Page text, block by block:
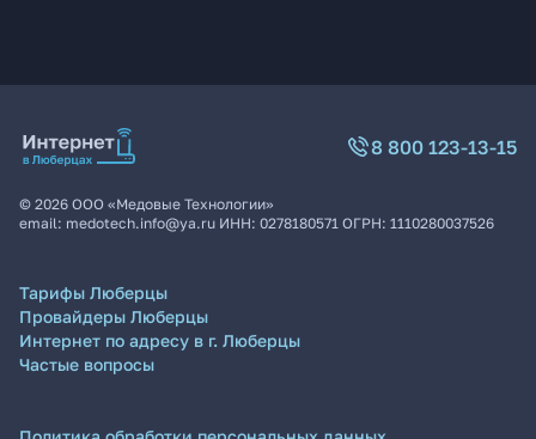
8 800 123-13-15
© 2026 ООО «Медовые Технологии»
email: medotech.info@ya.ru ИНН: 0278180571 ОГРН: 1110280037526
Тарифы Люберцы
Провайдеры Люберцы
Интернет по адресу в г. Люберцы
Частые вопросы